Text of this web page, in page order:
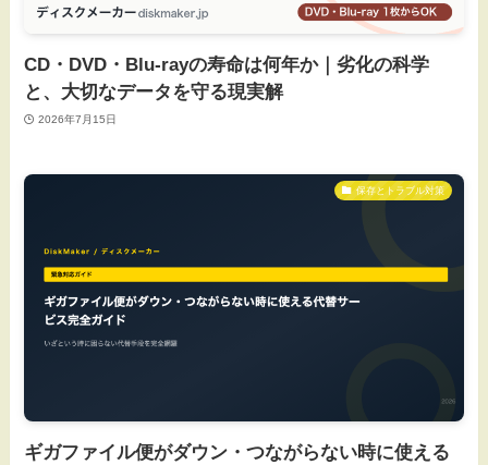
CD・DVD・Blu-rayの寿命は何年か｜劣化の科学
と、大切なデータを守る現実解
2026年7月15日
保存とトラブル対策
ギガファイル便がダウン・つながらない時に使える